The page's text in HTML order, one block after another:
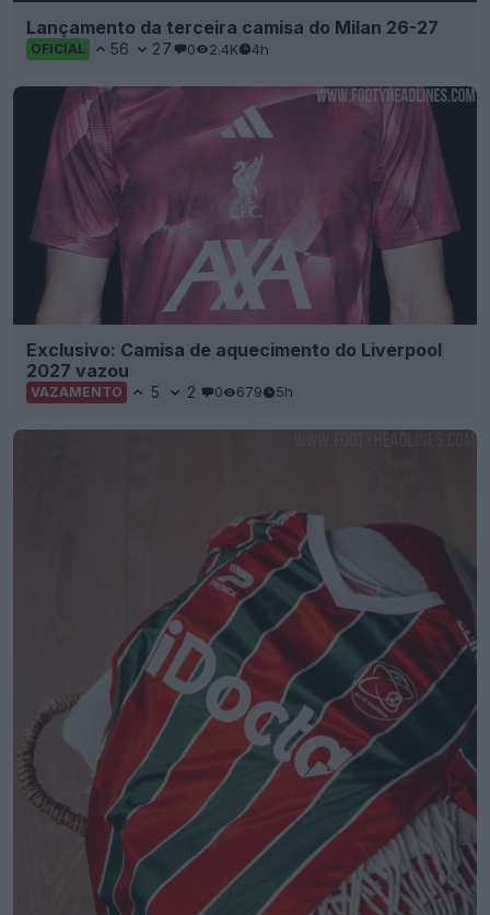
Lançamento da terceira camisa do Milan 26-27
OFICIAL 56 27 0 2.4K 4h
Exclusivo: Camisa de aquecimento do Liverpool
2027 vazou
VAZAMENTO 5 2 0 679 5h